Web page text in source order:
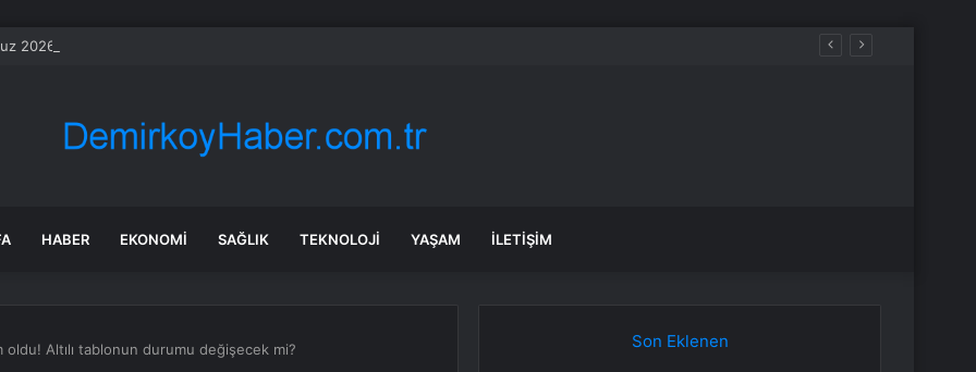
2026 burç yorumları! Oğlak, Aslan, Balık burcu yorumu… AŞK, EVLİLİK, SAĞLIK yorumları ne diyor?
HABER EKONOMI SAĞLIK TEKNOLOJI YAŞAM İLETIŞIM
Altılı tablonun durumu değişecek mi? Son Eklenen